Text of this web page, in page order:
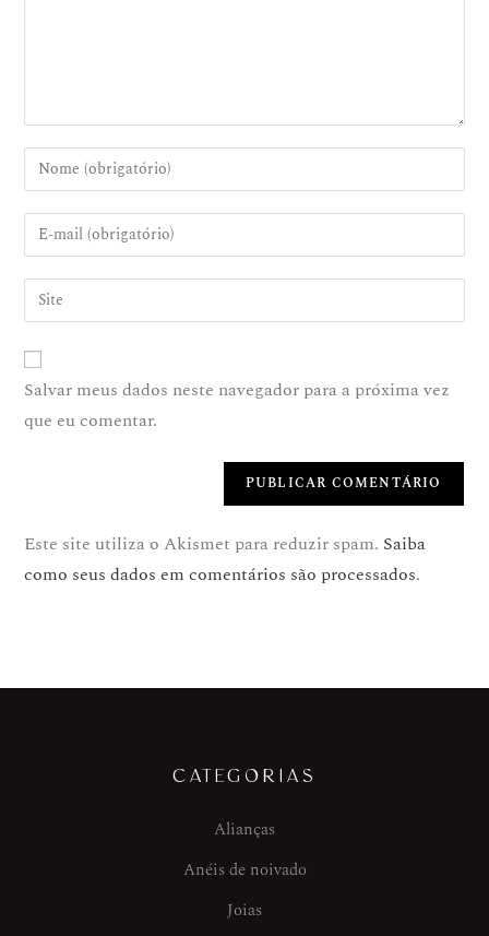
Salvar meus dados neste navegador para a próxima vez
que eu comentar.
Este site utiliza o Akismet para reduzir spam. Saiba
como seus dados em comentários são processados.
CATEGORIAS
Alianças
Anéis de noivado
Joias